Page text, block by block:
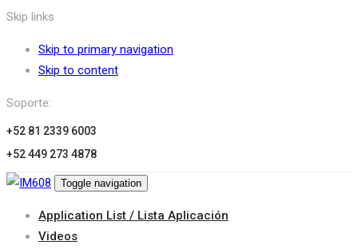
Skip links
Skip to primary navigation
Skip to content
Soporte:
+52 81 2339 6003
+52 449 273 4878
Toggle navigation
Application List / Lista Aplicación
Videos